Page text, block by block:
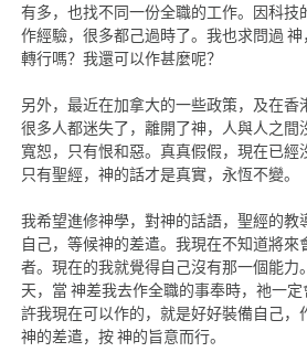
有多，也找不同一份全職的工作。因科技
作經驗，很多都己過時了。我也求問過
轉行嗎？我還可以作甚麼呢？
另外，最近在加拿大的一些政策，及在香
很多人都迷失了，離開了神，人與人之間
寬恕，只有恨和惡。真真假假，現在已經
只有聖經，神的話才是真實，永恆不變。
我希望進修神學，對神的話語，聖經的教
自己，等候神的差遣。我現在不知道將來
者。現在的我就覺得自己沒有那一個能力
天，當 神差我去作全職的事奉時，祂一
許我現在可以作的，就是好好裝備自己，
神的差遣，按 神的旨意而行。